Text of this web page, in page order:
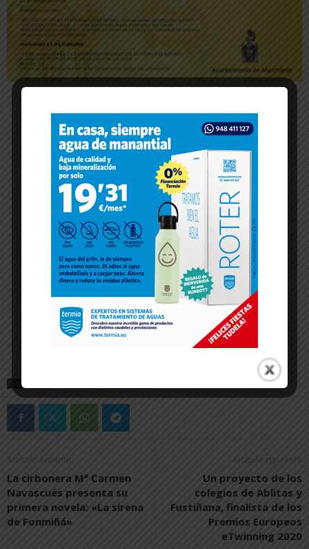
ETIQUETAS
Artículo anterior
La cirbonera Mª Carmen
Navascués presenta su
primera novela: «La sirena
de Fonmiñá»
Artículo siguiente
Un proyecto de los
colegios de Ablitas y
Fustiñana, finalista de los
Premios Europeos
eTwinning 2020